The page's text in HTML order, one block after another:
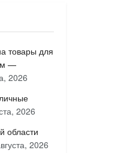
товары для
—
2026
2026
области
2026